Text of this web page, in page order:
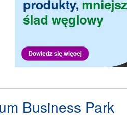
Business Park